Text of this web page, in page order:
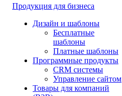
Продукция для бизнеса
Дизайн и шаблоны
Бесплатные
шаблоны
Платные шаблоны
Программные продукты
CRM системы
Управление сайтом
Товары для компаний